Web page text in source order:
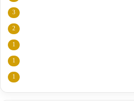
3
2
1
1
1